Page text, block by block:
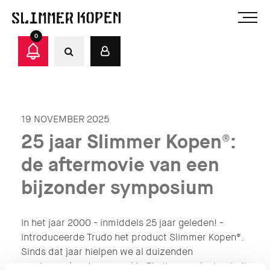
0
19 NOVEMBER 2025
25 jaar Slimmer Kopen®:
de aftermovie van een
bijzonder symposium
In het jaar 2000 - inmiddels 25 jaar geleden! -
introduceerde Trudo het product Slimmer Kopen®.
Sinds dat jaar hielpen we al duizenden
woningzoekenden, zowel in Eindhoven als daarbuiten,